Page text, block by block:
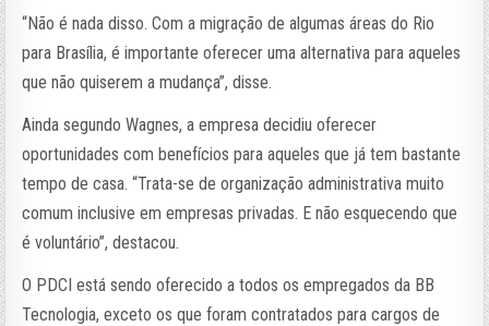
“Não é nada disso. Com a migração de algumas áreas do Rio
para Brasília, é importante oferecer uma alternativa para aqueles
que não quiserem a mudança”, disse.
Ainda segundo Wagnes, a empresa decidiu oferecer
oportunidades com benefícios para aqueles que já tem bastante
tempo de casa. “Trata-se de organização administrativa muito
comum inclusive em empresas privadas. E não esquecendo que
é voluntário”, destacou.
O PDCI está sendo oferecido a todos os empregados da BB
Tecnologia, exceto os que foram contratados para cargos de